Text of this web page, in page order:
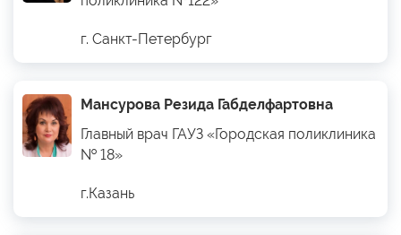
г. Санкт-Петербург
Мансурова Резида Габделфартовна
Главный врач ГАУЗ «Городская поликлиника
№ 18»
г.Казань